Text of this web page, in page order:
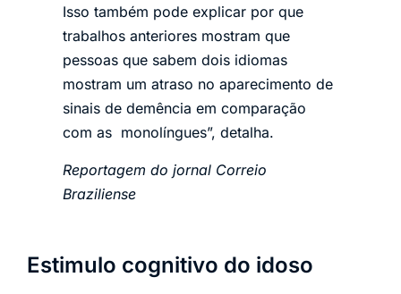
Isso também pode explicar por que
trabalhos anteriores mostram que
pessoas que sabem dois idiomas
mostram um atraso no aparecimento de
sinais de demência em comparação
com as monolíngues”, detalha.
Reportagem do jornal Correio
Braziliense
Estimulo cognitivo do idoso